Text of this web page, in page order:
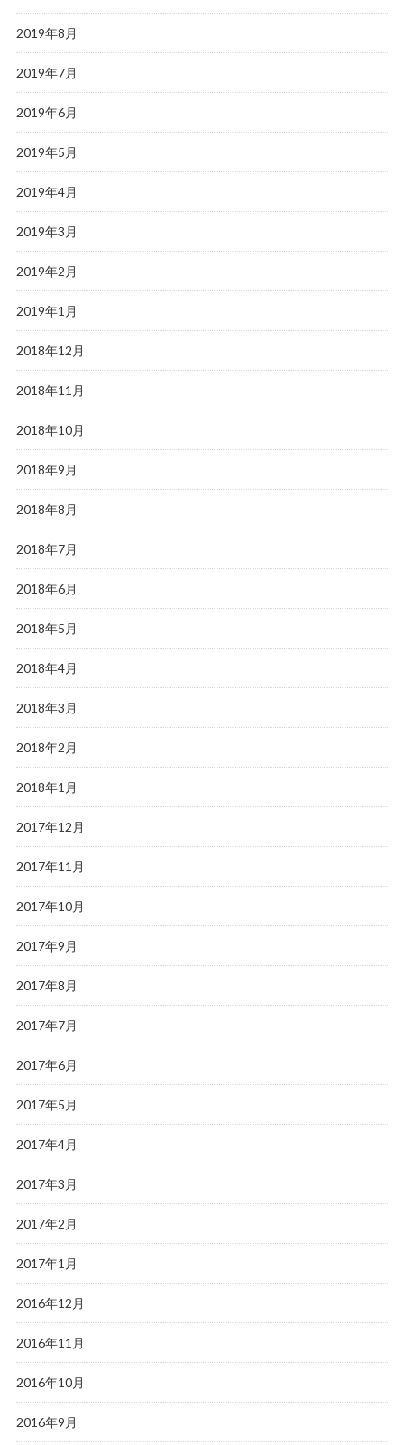
2019年8月
2019年7月
2019年6月
2019年5月
2019年4月
2019年3月
2019年2月
2019年1月
2018年12月
2018年11月
2018年10月
2018年9月
2018年8月
2018年7月
2018年6月
2018年5月
2018年4月
2018年3月
2018年2月
2018年1月
2017年12月
2017年11月
2017年10月
2017年9月
2017年8月
2017年7月
2017年6月
2017年5月
2017年4月
2017年3月
2017年2月
2017年1月
2016年12月
2016年11月
2016年10月
2016年9月